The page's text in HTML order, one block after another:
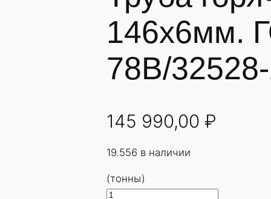
146х6мм.
78В/
145 990,00 ₽
19.556 в наличии
(тонны)
К